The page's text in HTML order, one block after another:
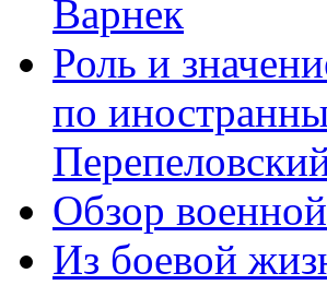
Варнек
Роль и
по
Обзор
Из боевой